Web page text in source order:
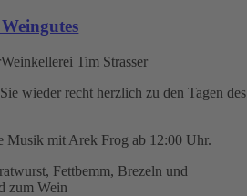
Weinkellerei Tim Strasser
wieder recht herzlich zu den Tagen des
Musik mit Arek Frog ab 12:00 Uhr.
Fettbemm, Brezeln und
zum Wein